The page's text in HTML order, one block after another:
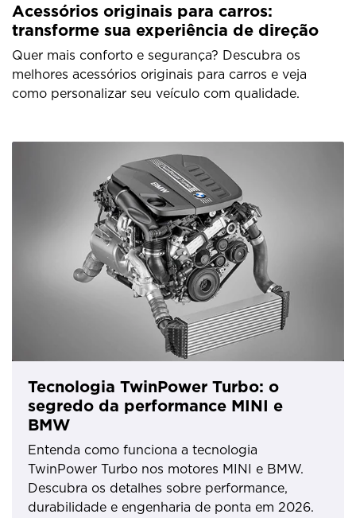
Acessórios originais para carros:
transforme sua experiência de direção
Quer mais conforto e segurança? Descubra os
melhores acessórios originais para carros e veja
como personalizar seu veículo com qualidade.
Tecnologia TwinPower Turbo: o
segredo da performance MINI e
BMW
Entenda como funciona a tecnologia
TwinPower Turbo nos motores MINI e BMW.
Descubra os detalhes sobre performance,
durabilidade e engenharia de ponta em 2026.